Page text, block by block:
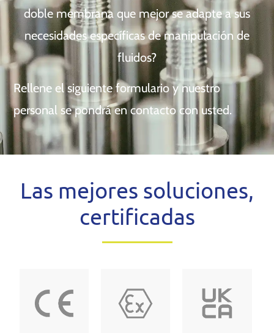
doble membrana que mejor se adapte a sus
necesidades específicas de manipulación de
fluidos?
Rellene el siguiente formulario y nuestro
personal se pondrá en contacto con usted.
Las mejores soluciones,
certificadas